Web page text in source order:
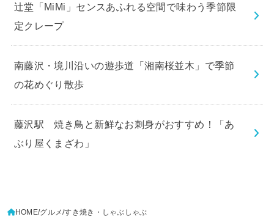
辻堂「MiMi」センスあふれる空間で味わう季節限
定クレープ
南藤沢・境川沿いの遊歩道「湘南桜並木」で季節
の花めぐり散歩
藤沢駅 焼き鳥と新鮮なお刺身がおすすめ！「あ
ぶり屋くまざわ」
HOME グルメ すき焼き・しゃぶしゃぶ